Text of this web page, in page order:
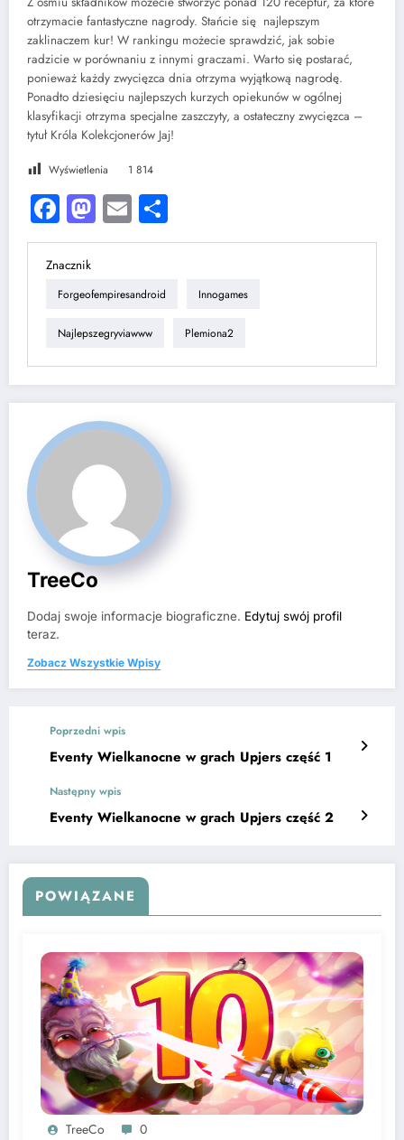
otrzymacie fantastyczne nagrody. Stańcie się najlepszym
zaklinaczem kur! W rankingu możecie sprawdzić, jak sobie
radzicie w porównaniu z innymi graczami. Warto się postarać,
ponieważ każdy zwycięzca dnia otrzyma wyjątkową nagrodę.
Ponadto dziesięciu najlepszych kurzych opiekunów w ogólnej
klasyfikacji otrzyma specjalne zaszczyty, a ostateczny zwycięzca –
tytuł Króla Kolekcjonerów Jaj!
Wyświetlenia 1 814
Facebook
Mastodon
Email
Znacznik
Forgeofempiresandroid Innogames
Najlepszegryviawww Plemiona2
TreeCo
Dodaj swoje informacje biograficzne. Edytuj swój profil
teraz.
Zobacz Wszystkie Wpisy
Poprzedni wpis
Eventy Wielkanocne w grach Upjers część 1
Następny wpis
Eventy Wielkanocne w grach Upjers część 2
POWIĄZANE
TreeCo 0